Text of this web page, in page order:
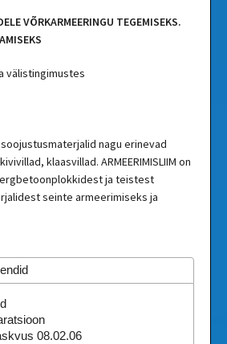
VÕRKARMEERINGU TEGEMISEKS.
välistingimustes
nagu erinevad
klaasvillad. ARMEERIMISLIIM on
ja teistest
seinte armeerimiseks ja
08.02.06